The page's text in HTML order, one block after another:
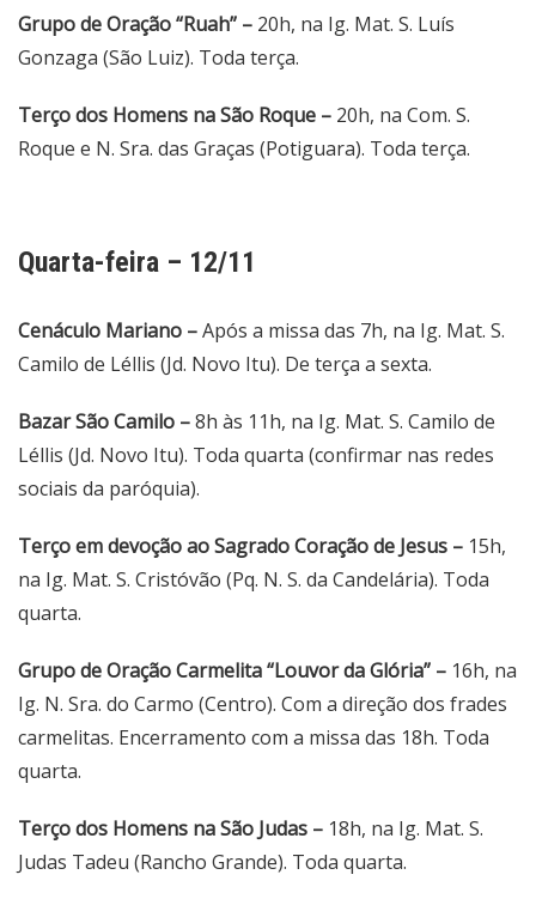
Grupo de Oração “Ruah” – 20h, na Ig. Mat. S. Luís
Gonzaga (São Luiz). Toda terça.
Terço dos Homens na São Roque – 20h, na Com. S.
Roque e N. Sra. das Graças (Potiguara). Toda terça.
Quarta-feira – 12/11
Cenáculo Mariano –Após a missa das 7h, na Ig. Mat. S.
Camilo de Léllis (Jd. Novo Itu). De terça a sexta.
Bazar São Camilo –8h às 11h, na Ig. Mat. S. Camilo de
Léllis (Jd. Novo Itu). Toda quarta (confirmar nas redes
sociais da paróquia).
Terço em devoção ao Sagrado Coração de Jesus – 15h,
na Ig. Mat. S. Cristóvão (Pq. N. S. da Candelária). Toda
quarta.
Grupo de Oração Carmelita “Louvor da Glória” – 16h, na
Ig. N. Sra. do Carmo (Centro). Com a direção dos frades
carmelitas. Encerramento com a missa das 18h. Toda
quarta.
Terço dos Homens na São Judas – 18h, na Ig. Mat. S.
Judas Tadeu (Rancho Grande). Toda quarta.